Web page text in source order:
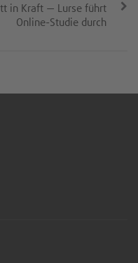
in Kraft — Lurse führt
Online-Studie durch